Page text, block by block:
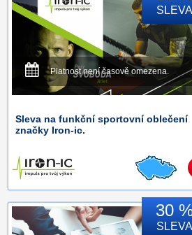
SLEVA
Platnost není časově omezena.
Sleva na funkční sportovní oblečení
značky Iron-ic.
30
SLEVA